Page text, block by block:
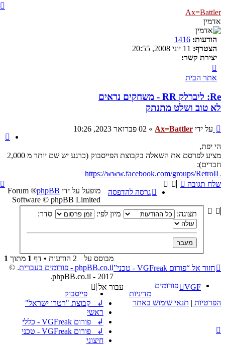
Ax=Battler
אדמין
הודעות: 1416
הצטרף:11 יוני 2008, 20:55
יצירת קשר:
קשר
עם
Ax=Battler
אתר הבית
Re: ליברלק RR - משחקים נראים
לא טוב ושלט מתנתק
שליחה
על ידי Ax=Battler
» 02 פברואר 2023, 10:26
הי יפת,
מציע לפרסם את השאלה בקבוצת הפייסבוק (כרגע יש שם יותר מ 2,000
חברים):
https://www.facebook.com/groups/RetroIL
שלח תגובה
גרסה להדפסה
תצוגה: מיון לפי: סדר:
2 הודעות • דף 1מתוך 1
חזור אל “פורום VGFreak - טכני”
עבור אל
פייסבוק
↲ קבוצת "רטרו ישראל"
ראשי
↲ פורום VGFreak - כללי
↲ פורום VGFreak - טכני
חיצוני
VGF פורומים
מופעל על ידי phpBB
® Forum
Software © phpBB Limited
מבוסס על
phpBB.co.il - פורומים בעברית
. ©
2017 - phpBB.co.il.
מדיניות
הפרטיות | תנאי שימוש באתר